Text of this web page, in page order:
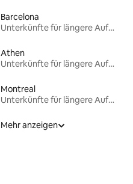
Barcelona
Unterkünfte für längere Aufenthalte
Athen
Unterkünfte für längere Aufenthalte
Montreal
Unterkünfte für längere Aufenthalte
Mehr anzeigen